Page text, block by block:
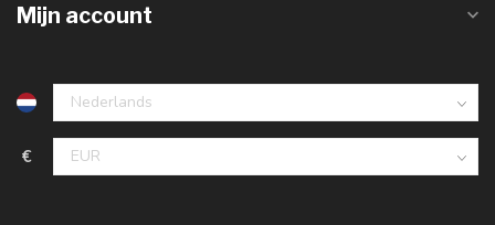
Mijn account
€